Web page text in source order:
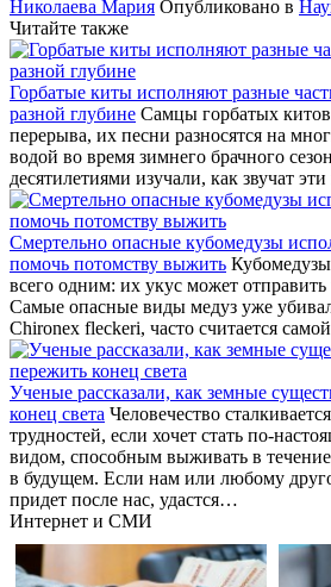
Николаева Мария Опубликовано в
Читайте также
Горбатые киты исполняют разные
разной глубине Самцы горбатых китов
перерыва, их песни разносятся на
водой во время зимнего брачного
десятилетиями изучали, как звучат
Смертельно опасные кубомедузы
помочь потомству выжить
всего одним: их укус может отправить
Самые опасные виды медуз уже
Chironex fleckeri, часто считается
Ученые рассказали, как земные
конец света Человечество
трудностей, если хочет стать по-
видом, способным выживать в
в будущем. Если нам или любому
придет после нас, удастся…
Интернет и СМИ